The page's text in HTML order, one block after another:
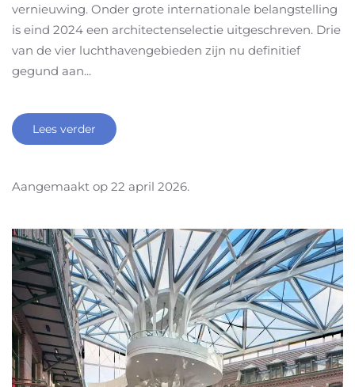
vernieuwing. Onder grote internationale belangstelling
is eind 2024 een architectenselectie uitgeschreven. Drie
van de vier luchthavengebieden zijn nu definitief
gegund aan...
Lees verder
Aangemaakt op 22 april 2026.